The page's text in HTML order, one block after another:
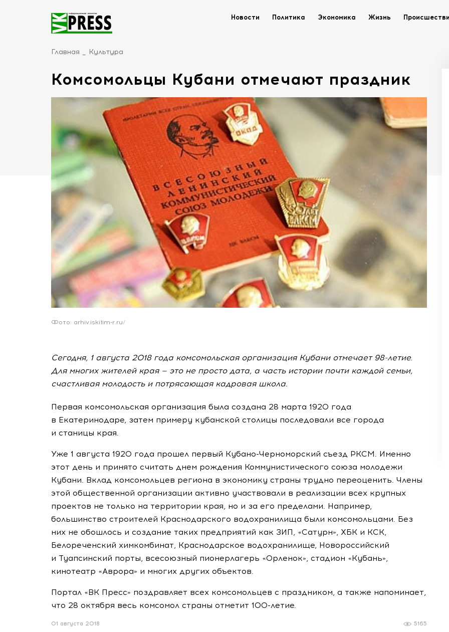
Новости Политика Экономика Жизнь
Главная Культура
Комсомольцы Кубани отмечают праздник
Фото: arhiv.iskitim-r.ru/
Сегодня, 1 августа 2018 года комсомольская организация Кубани отмечает 98-летие.
Для многих жителей края — это не просто дата, а часть истории почти каждой семьи,
счастливая молодость и потрясающая кадровая школа.
Первая комсомольская организация была создана 28 марта 1920 года
в Екатеринодаре, затем примеру кубанской столицы последовали все города
и станицы края.
Уже 1 августа 1920 года прошел первый Кубано-Черноморский съезд РКСМ. Именно
этот день и принято считать днем рождения Коммунистического союза молодежи
Кубани. Вклад комсомольцев региона в экономику страны трудно переоценить. Члены
этой общественной организации активно участвовали в реализации всех крупных
проектов не только на территории края, но и за его пределами. Например,
большинство строителей Краснодарского водохранилища были комсомольцами. Без
них не обошлось и создание таких предприятий как ЗИП, «Сатурн», ХБК и КСК,
Белореченский химкомбинат, Краснодарское водохранилище, Новороссийский
и Туапсинский порты, всесоюзный пионерлагерь «Орленок», стадион «Кубань»,
кинотеатр «Аврора» и многих других объектов.
Портал «ВК Пресс» поздравляет всех комсомольцев с праздником, а также напоминает,
что 28 октября весь комсомол страны отметит 100-летие.
5165
01 августа 2018